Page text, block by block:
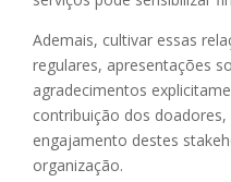
Ademais, cultivar essas
regulares, apresentações
agradecimentos
contribuição dos
engajamento destes
organização.